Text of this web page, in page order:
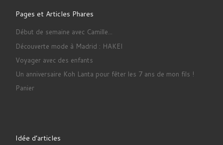
Pages et Articles Phares
Début de semaine avec Camille...
Découverte mode à Madrid : HAKEI
Voyager avec des enfants
Un anniversaire Koh Lanta pour fêter les 7 ans de mon fils !
Panier
Idée d’articles